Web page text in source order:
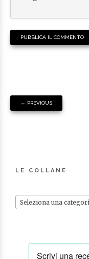
← PREVIOUS
LE COLLANE
Seleziona una